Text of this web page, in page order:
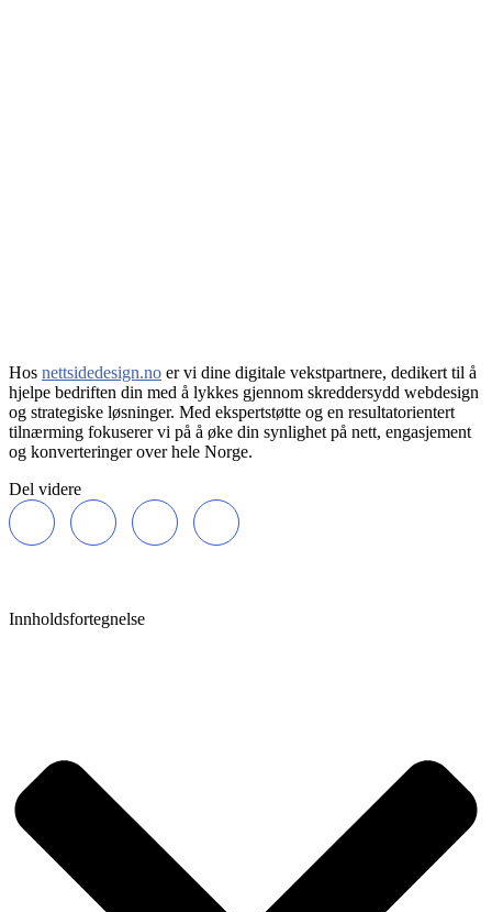
Hos nettsidedesign.no er vi dine digitale vekstpartnere, dedikert til å
hjelpe bedriften din med å lykkes gjennom skreddersydd webdesign
og strategiske løsninger. Med ekspertstøtte og en resultatorientert
tilnærming fokuserer vi på å øke din synlighet på nett, engasjement
og konverteringer over hele Norge.
Del videre
Innholdsfortegnelse